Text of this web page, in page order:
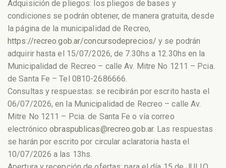
Adquisición de pliegos: los pliegos de bases y
condiciones se podrán obtener, de manera gratuita, desde
la página de la municipalidad de Recreo,
https://recreo.gob.ar/concursodeprecios/ y se podrán
adquirir hasta el 15/07/2026, de 7.30hs a 12.30hs en la
Municipalidad de Recreo – calle Av. Mitre No 1211 – Pcia.
de Santa Fe – Tel 0810-2686666.
Consultas y respuestas: se recibirán por escrito hasta el
06/07/2026, en la Municipalidad de Recreo – calle Av.
Mitre No 1211 – Pcia. de Santa Fe o vía correo
electrónicoobraspublicas@recreo.gob.ar. Las respuestas
se harán por escrito por circular aclaratoria hasta el
10/07/2026 a las 13hs.